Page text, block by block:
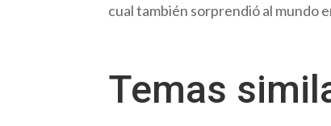
cual también sorprendió al mundo
Temas